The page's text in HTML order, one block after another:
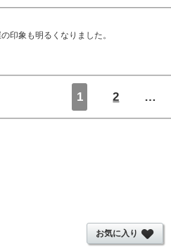
印象も明るくなりました。
1 2 …
お気に入り